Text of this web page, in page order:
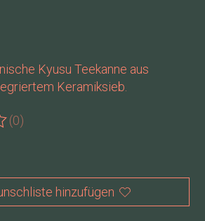
Kyusu Teekanne aus
Keramiksieb.
Produkts ist
(0)
hinzufügen